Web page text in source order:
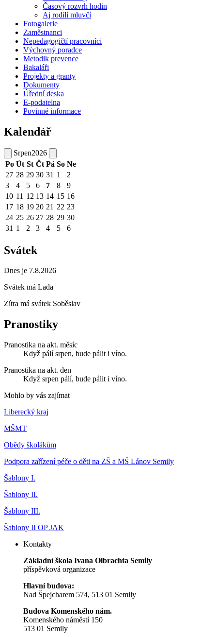
Časový rozvrh hodin
Aj rodilí mluvčí
Fotogalerie
Zaměstnanci
Nepedagogičtí pracovníci
Výchovný poradce
Metodik prevence
Bakaláři
Projekty a granty
Dokumenty
Úřední deska
E-podatelna
Povinné informace
Kalendář
Srpen2026
Po Út St Čt Pá So Ne
27 28 29 30 31 1
2
3
4 5 6 7 8
9
10 11 12 13 14 15 16
17 18 19 20 21 22 23
24 25 26 27 28 29 30
31 1 2 3 4 5 6
Svátek
Dnes je 7.8.2026
Svátek má Lada
Zítra má svátek Soběslav
Pranostiky
Pranostika na akt. měsíc
Když pálí srpen, bude pálit i víno.
Pranostika na akt. den
Když srpen pálí, bude pálit i víno.
Mohlo by vás zajímat
Liberecký kraj
MŠMT
Obědy školákům
Podpora zařízení péče o děti na ZŠ a MŠ Lánov Semily
Šablony I.
Šablony II.
Šablony III.
Šablony II OP JAK
Kontakty
Základní škola Ivana Olbrachta Semily
příspěvková organizace
Hlavní budova:
Nad Špejcharem 574, 513 01 Semily
Budova Komenského nám.
Komenského náměstí 150
513 01 Semily